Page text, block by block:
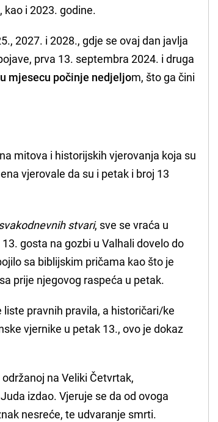
i 2023. godine.
2027. i 2028., gdje se ovaj dan javlja
prva 13. septembra 2024. i druga
mjesecu počinje nedjeljom, što ga čini
mitova i historijskih vjerovanja koja su
vjerovale da su i petak i broj 13
stvari, sve se vraća u
gosta na gozbi u Valhali dovelo do
sa biblijskim pričama kao što je
prije njegovog raspeća u petak.
pravnih pravila, a historičari/ke
vjernike u petak 13., ovo je dokaz
na Veliki Četvrtak,
izdao. Vjeruje se da od ovoga
nesreće, te udvaranje smrti.